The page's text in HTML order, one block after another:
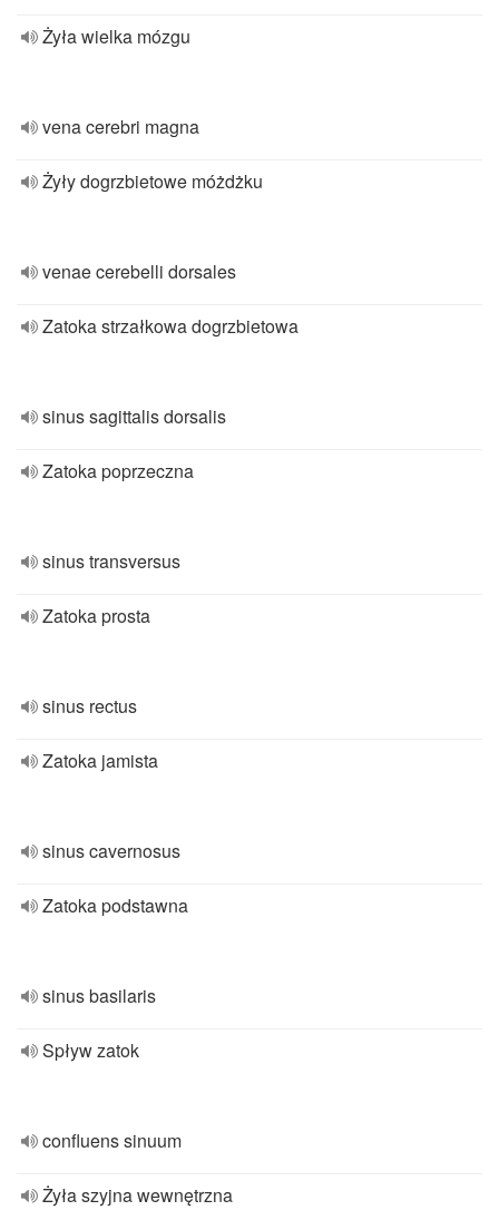
Żyła wielka mózgu
vena cerebri magna
Żyły dogrzbietowe móżdżku
venae cerebelli dorsales
Zatoka strzałkowa dogrzbietowa
sinus sagittalis dorsalis
Zatoka poprzeczna
sinus transversus
Zatoka prosta
sinus rectus
Zatoka jamista
sinus cavernosus
Zatoka podstawna
sinus basilaris
Spływ zatok
confluens sinuum
Żyła szyjna wewnętrzna